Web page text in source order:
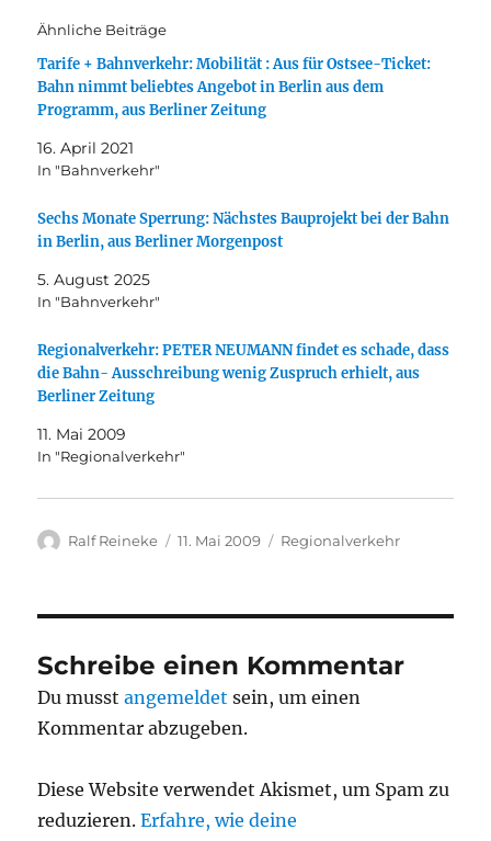
Ähnliche Beiträge
Tarife + Bahnverkehr: Mobilität : Aus für Ostsee-Ticket:
Bahn nimmt beliebtes Angebot in Berlin aus dem
Programm, aus Berliner Zeitung
16. April 2021
In "Bahnverkehr"
Sechs Monate Sperrung: Nächstes Bauprojekt bei der Bahn
in Berlin, aus Berliner Morgenpost
5. August 2025
In "Bahnverkehr"
Regionalverkehr: PETER NEUMANN findet es schade, dass
die Bahn- Ausschreibung wenig Zuspruch erhielt, aus
Berliner Zeitung
11. Mai 2009
In "Regionalverkehr"
Autor
Ralf Reineke
Veröffentlicht
11. Mai 2009 Kategorien
Regionalverkehr
Schreibe einen Kommentar
Du musstangemeldet sein, um einen
Kommentar abzugeben.
Diese Website verwendet Akismet, um Spam zu
reduzieren.Erfahre, wie deine